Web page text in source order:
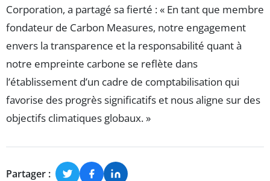
Corporation, a partagé sa fierté : « En tant que membre
fondateur de Carbon Measures, notre engagement
envers la transparence et la responsabilité quant à
notre empreinte carbone se reflète dans
l’établissement d’un cadre de comptabilisation qui
favorise des progrès significatifs et nous aligne sur des
objectifs climatiques globaux. »
Partager :